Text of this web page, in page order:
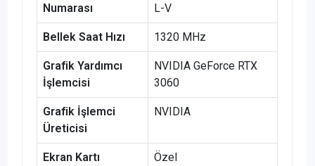
Numarası
L-V
Bellek Saat Hızı ‎1320 MHz
Grafik Yardımcı
İşlemcisi
‎NVIDIA GeForce RTX
3060
Grafik İşlemci
Üreticisi
‎NVIDIA
Ekran Kartı
‎Özel